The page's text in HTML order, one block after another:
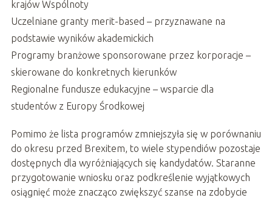
krajów Wspólnoty
Uczelniane granty merit-based – przyznawane na
podstawie wyników akademickich
Programy branżowe sponsorowane przez korporacje –
skierowane do konkretnych kierunków
Regionalne fundusze edukacyjne – wsparcie dla
studentów z Europy Środkowej
Pomimo że lista programów zmniejszyła się w porównaniu
do okresu przed Brexitem, to wiele stypendiów pozostaje
dostępnych dla wyróżniających się kandydatów. Staranne
przygotowanie wniosku oraz podkreślenie wyjątkowych
osiągnięć może znacząco zwiększyć szanse na zdobycie